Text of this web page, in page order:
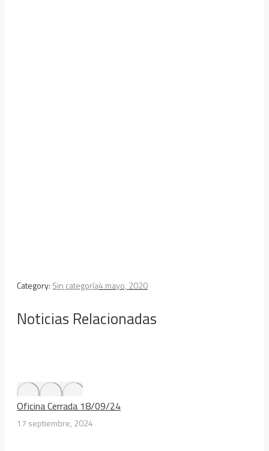
Category: Sin categoría4 mayo, 2020
Noticias Relacionadas
Oficina Cerrada 18/09/24
17 septiembre, 2024